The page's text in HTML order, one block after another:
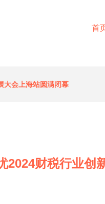
首
大会上海站圆满闭幕
2024财税行业创